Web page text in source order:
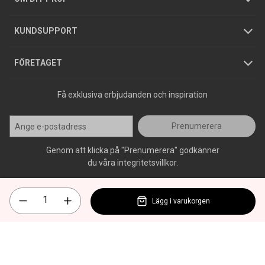
KUNDSUPPORT
Varumärken
FÖRETAGET
Jobba hos oss
Press
Få exklusiva erbjudanden och inspiration
Prenumerera
Genom att klicka på "Prenumerera" godkänner
du våra integritetsvillkor.
Lägg i varukorgen